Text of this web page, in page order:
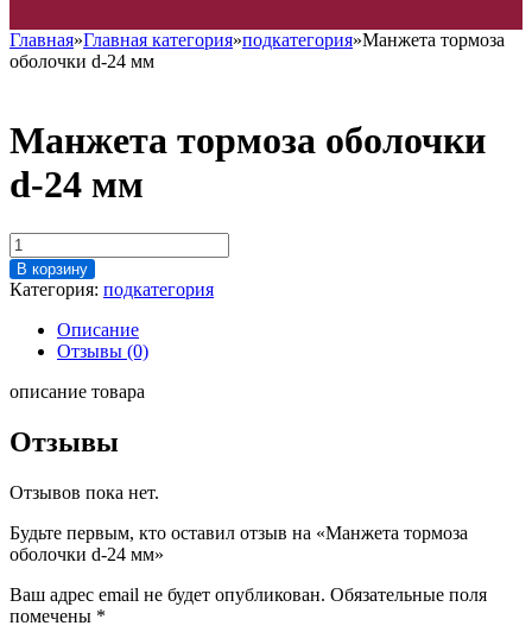
Главная»Главная категория»подкатегория»Манжета тормоза
оболочки d-24 мм
Манжета тормоза оболочки
d-24 мм
Количество
товара
Манжета
тормоза
оболочки
мм
В корзину
Категория: подкатегория
Описание
Отзывы (0)
описание товара
Отзывы
Отзывов пока нет.
Будьте первым, кто оставил отзыв на «Манжета тормоза
оболочки d-24 мм»
Ваш адрес email не будет опубликован. Обязательные поля
помечены *